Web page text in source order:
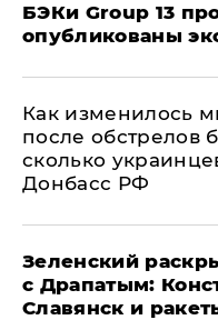
​БЭКи Group 13
опубликованы
Как изменилось
после обстрелов
сколько
Донбасс РФ
​Зеленский
с Драпатым:
Славянск и